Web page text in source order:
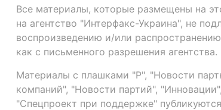
Все материалы, которые размещены на
на агентство "Интерфакс-Украина", не
воспроизведению и/или
как с письменного разрешения агентства.
Материалы с плашками "Р", "Новости
компаний", "Новости партий",
"Спецпроект при поддержке"